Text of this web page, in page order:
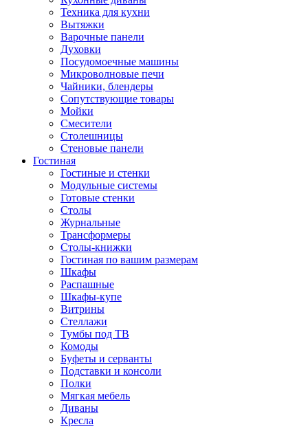
Техника для кухни
Вытяжки
Варочные панели
Духовки
Посудомоечные машины
Микроволновые печи
Чайники, блендеры
Сопутствующие товары
Мойки
Смесители
Столешницы
Стеновые панели
Гостиная
Гостиные и стенки
Модульные системы
Готовые стенки
Столы
Журнальные
Трансформеры
Столы-книжки
Гостиная по вашим размерам
Шкафы
Распашные
Шкафы-купе
Витрины
Стеллажи
Тумбы под ТВ
Комоды
Буфеты и серванты
Подставки и консоли
Полки
Мягкая мебель
Диваны
Кресла